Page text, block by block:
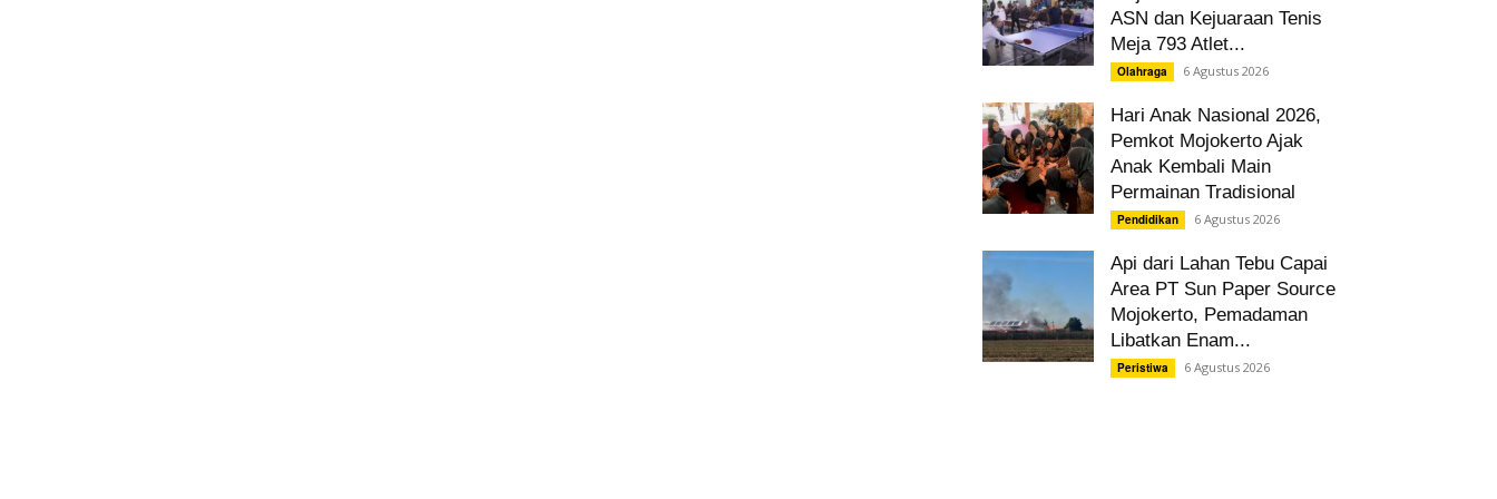
ASN dan Kejuaraan Tenis
Meja 793 Atlet...
Olahraga 6 Agustus 2026
Hari Anak Nasional 2026,
Pemkot Mojokerto Ajak
Anak Kembali Main
Permainan Tradisional
Pendidikan 6 Agustus 2026
Api dari Lahan Tebu Capai
Area PT Sun Paper Source
Mojokerto, Pemadaman
Libatkan Enam...
Peristiwa 6 Agustus 2026